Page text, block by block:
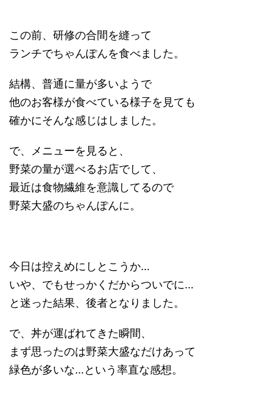
この前、研修の合間を縫って
ランチでちゃんぽんを食べました。
結構、普通に量が多いようで
他のお客様が食べている様子を見ても
確かにそんな感じはしました。
で、メニューを見ると、
野菜の量が選べるお店でして、
最近は食物繊維を意識してるので
野菜大盛のちゃんぽんに。
今日は控えめにしとこうか…
いや、でもせっかくだからついでに…
と迷った結果、後者となりました。
で、丼が運ばれてきた瞬間、
まず思ったのは野菜大盛なだけあって
緑色が多いな…という率直な感想。